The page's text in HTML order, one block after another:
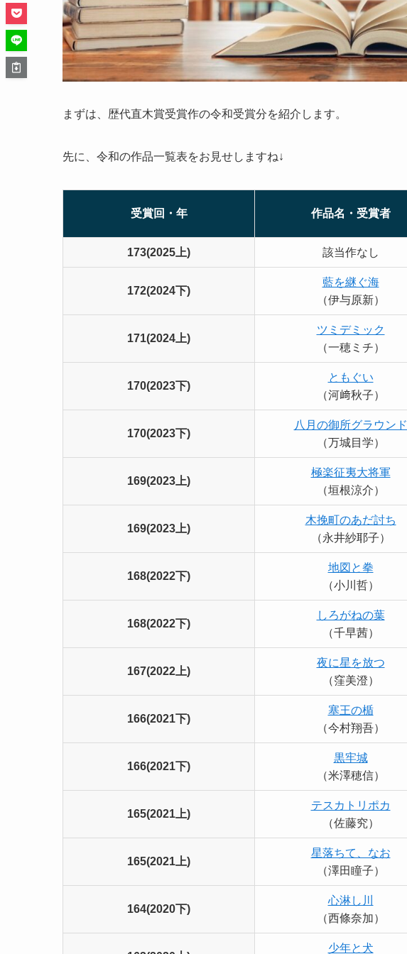
まずは、歴代直木賞受賞作の令和受賞分を紹介します。
先に、令和の作品一覧表をお見せしますね↓
受賞回・年 作品名・受賞者
173(2025上) 該当作なし
172(2024下)
藍を継ぐ海
（伊与原新）
171(2024上)
ツミデミック
（一穂ミチ）
170(2023下)
ともぐい
（河﨑秋子）
170(2023下)
八月の御所グラウンド
（万城目学）
169(2023上)
極楽征夷大将軍
（垣根涼介）
169(2023上)
木挽町のあだ討ち
（永井紗耶子）
168(2022下)
地図と拳
（小川哲）
168(2022下)
しろがねの葉
（千早茜）
167(2022上)
夜に星を放つ
（窪美澄）
166(2021下)
塞王の楯
（今村翔吾）
166(2021下)
黒牢城
（米澤穂信）
165(2021上)
テスカトリポカ
（佐藤究）
165(2021上)
星落ちて、なお
（澤田瞳子）
164(2020下)
心淋し川
（西條奈加）
少年と犬